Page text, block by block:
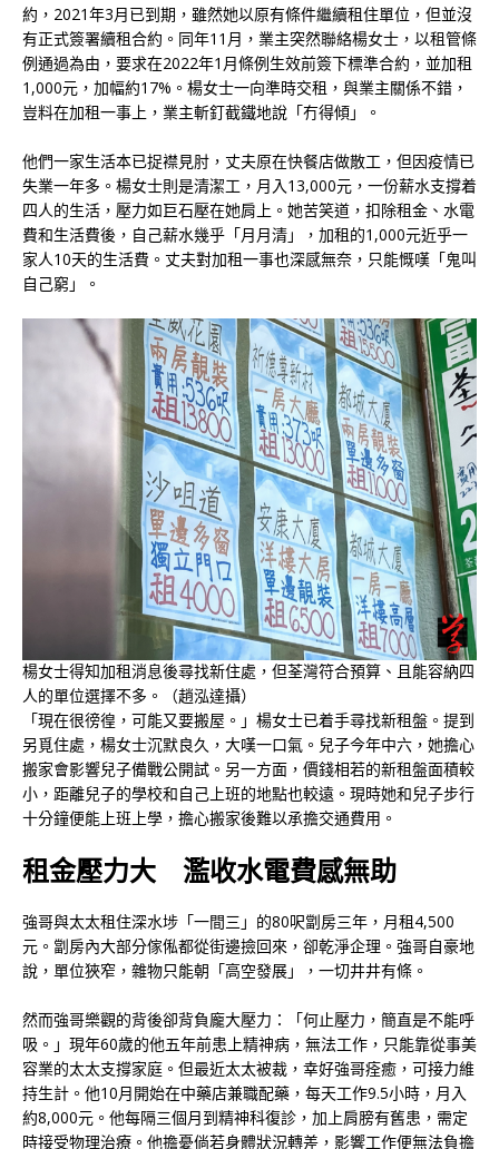
約，2021年3月已到期，雖然她以原有條件繼續租住單位，但並沒
有正式簽署續租合約。同年11月，業主突然聯絡楊女士，以租管條
例通過為由，要求在2022年1月條例生效前簽下標準合約，並加租
1,000元，加幅約17%。楊女士一向準時交租，與業主關係不錯，
豈料在加租一事上，業主斬釘截鐵地說「冇得傾」。
他們一家生活本已捉襟見肘，丈夫原在快餐店做散工，但因疫情已
失業一年多。楊女士則是清潔工，月入13,000元，一份薪水支撐着
四人的生活，壓力如巨石壓在她肩上。她苦笑道，扣除租金、水電
費和生活費後，自己薪水幾乎「月月清」，加租的1,000元近乎一
家人10天的生活費。丈夫對加租一事也深感無奈，只能慨嘆「鬼叫
自己窮」。
楊女士得知加租消息後尋找新住處，但荃灣符合預算、且能容納四
人的單位選擇不多。（趙泓達攝）
「現在很徬徨，可能又要搬屋。」楊女士已着手尋找新租盤。提到
另覓住處，楊女士沉默良久，大嘆一口氣。兒子今年中六，她擔心
搬家會影響兒子備戰公開試。另一方面，價錢相若的新租盤面積較
小，距離兒子的學校和自己上班的地點也較遠。現時她和兒子步行
十分鐘便能上班上學，擔心搬家後難以承擔交通費用。
租金壓力大 濫收水電費感無助
強哥與太太租住深水埗「一間三」的80呎劏房三年，月租4,500
元。劏房內大部分傢俬都從街邊撿回來，卻乾淨企理。強哥自豪地
說，單位狹窄，雜物只能朝「高空發展」，一切井井有條。
然而強哥樂觀的背後卻背負龐大壓力：「何止壓力，簡直是不能呼
吸。」現年60歲的他五年前患上精神病，無法工作，只能靠從事美
容業的太太支撐家庭。但最近太太被裁，幸好強哥痊癒，可接力維
持生計。他10月開始在中藥店兼職配藥，每天工作9.5小時，月入
約8,000元。他每隔三個月到精神科復診，加上肩膀有舊患，需定
時接受物理治療。他擔憂倘若身體狀況轉差，影響工作便無法負擔